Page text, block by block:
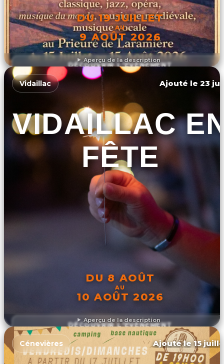
Aperçu de la description
DU 19 JUILLET
AU
9 AOÛT 2026
DÉCOUVRIR L'ÉVÉNEMENT
Aperçu de la description
Vidaillac Ajouté le 23
VIDAILLAC
FÊTE
DU 8 AOÛT
AU
10 AOÛT 2026
DÉCOUVRIR L'ÉVÉNEMENT
Cénevières Ajouté le 15